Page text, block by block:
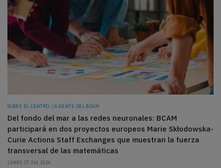
SOBRE EL CENTRO, LA GENTE DEL BCAM
Del fondo del mar a las redes neuronales: BCAM
participará en dos proyectos europeos Marie Skłodowska-
Curie Actions Staff Exchanges que muestran la fuerza
transversal de las matemáticas
LUNES, 27 JUL 2026